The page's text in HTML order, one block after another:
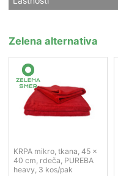
Zelena alternativa
KRPA mikro, tkana, 45 x
40 cm, rdeča, PUREBA
heavy, 3 kos/pak